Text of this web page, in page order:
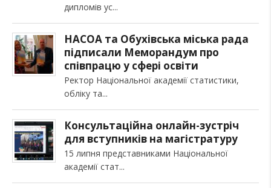
дипломів ус
НАСОА та Обухівська міська рада
підписали Меморандум про
співпрацю у сфері освіти
Ректор Національної академії статистики,
обліку та
Консультаційна онлайн-зустріч
для вступників на магістратуру
15 липня представниками Національної
академії стат